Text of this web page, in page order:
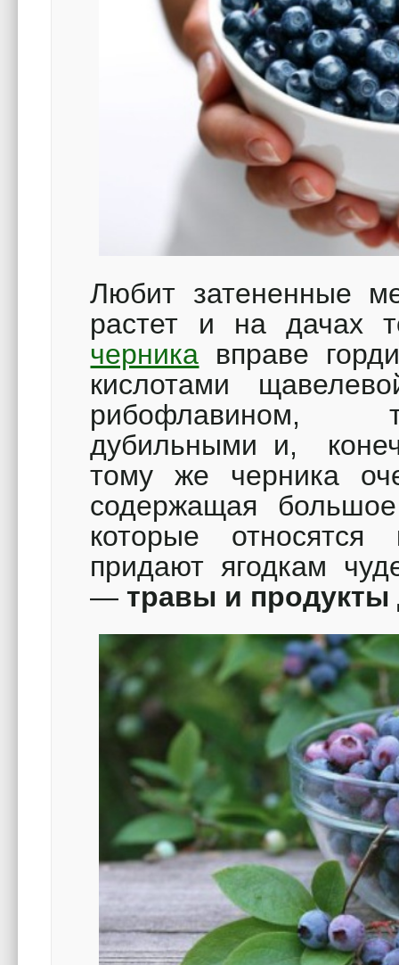
Любит затененные
растет и на дачах
черника вправе
кислотами
рибофлавином,
дубильными и,
тому же черника
содержащая
которые
придают ягодкам
— травы и